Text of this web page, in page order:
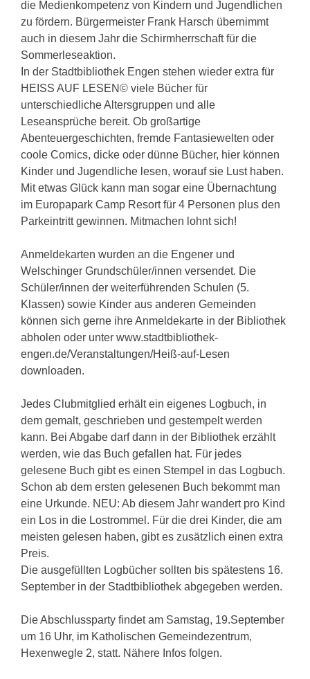
die Medienkompetenz von Kindern und Jugendlichen
zu fördern. Bürgermeister Frank Harsch übernimmt
auch in diesem Jahr die Schirmherrschaft für die
Sommerleseaktion.
In der Stadtbibliothek Engen stehen wieder extra für
HEISS AUF LESEN© viele Bücher für
unterschiedliche Altersgruppen und alle
Leseansprüche bereit. Ob großartige
Abenteuergeschichten, fremde Fantasiewelten oder
coole Comics, dicke oder dünne Bücher, hier können
Kinder und Jugendliche lesen, worauf sie Lust haben.
Mit etwas Glück kann man sogar eine Übernachtung
im Europapark Camp Resort für 4 Personen plus den
Parkeintritt gewinnen. Mitmachen lohnt sich!
Anmeldekarten wurden an die Engener und
Welschinger Grundschüler/innen versendet. Die
Schüler/innen der weiterführenden Schulen (5.
Klassen) sowie Kinder aus anderen Gemeinden
können sich gerne ihre Anmeldekarte in der Bibliothek
abholen oder unter www.stadtbibliothek-
engen.de/Veranstaltungen/Heiß-auf-Lesen
downloaden.
Jedes Clubmitglied erhält ein eigenes Logbuch, in
dem gemalt, geschrieben und gestempelt werden
kann. Bei Abgabe darf dann in der Bibliothek erzählt
werden, wie das Buch gefallen hat. Für jedes
gelesene Buch gibt es einen Stempel in das Logbuch.
Schon ab dem ersten gelesenen Buch bekommt man
eine Urkunde. NEU: Ab diesem Jahr wandert pro Kind
ein Los in die Lostrommel. Für die drei Kinder, die am
meisten gelesen haben, gibt es zusätzlich einen extra
Preis.
Die ausgefüllten Logbücher sollten bis spätestens 16.
September in der Stadtbibliothek abgegeben werden.
Die Abschlussparty findet am Samstag, 19.September
um 16 Uhr, im Katholischen Gemeindezentrum,
Hexenwegle 2, statt. Nähere Infos folgen.